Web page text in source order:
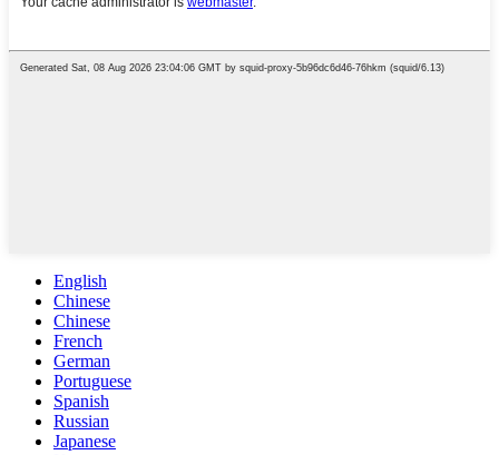
English
Chinese
Chinese
French
German
Portuguese
Spanish
Russian
Japanese